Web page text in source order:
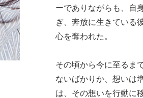
ーでありながらも、自
ぎ、奔放に生きている
心を奪われた。
その頃から今に至るま
ないばかりか、想いは
は、その想いを行動に